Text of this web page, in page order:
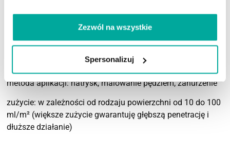
Zezwól na wszystkie
Spersonalizuj
temperatura przechowywania: pow. -10oC
okres przechowywania: 36 m-cy od daty produkcji
metoda aplikacji: natrysk, malowanie pędzlem, zanurzenie
zużycie: w zależności od rodzaju powierzchni od 10 do 100
ml/m² (większe zużycie gwarantuję głębszą penetrację i
dłuższe działanie)